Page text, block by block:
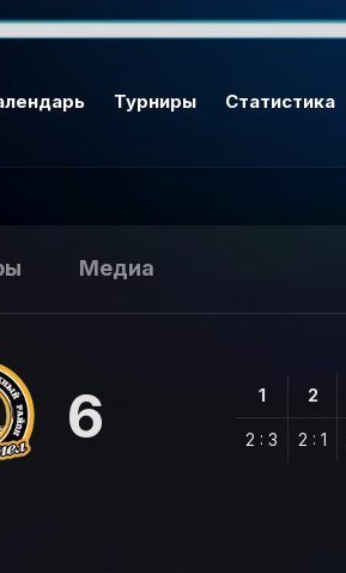
Турниры Статистика
Медиа
6 1
2 : 3
2
2 : 1